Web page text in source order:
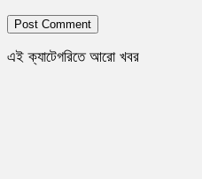
এই ক্যাটেগরিতে আরো খবর